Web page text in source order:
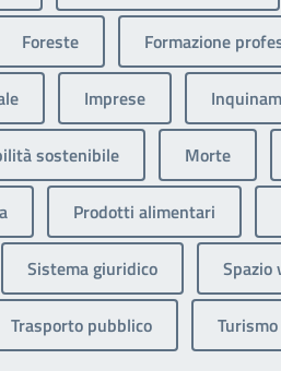
Foreste Formazione
Imprese
sostenibile Morte
Prodotti alimentari
Sistema giuridico Spazio
Trasporto pubblico Turismo